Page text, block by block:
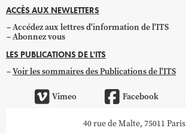
ACCÈS AUX NEWLETTERS
Accédez aux lettres d'information de l'ITS
Abonnez vous
LES PUBLICATIONS DE L'ITS
Voir les sommaires des Publications de l'ITS
Vimeo Facebook
40 rue de Malte, 75011 Paris